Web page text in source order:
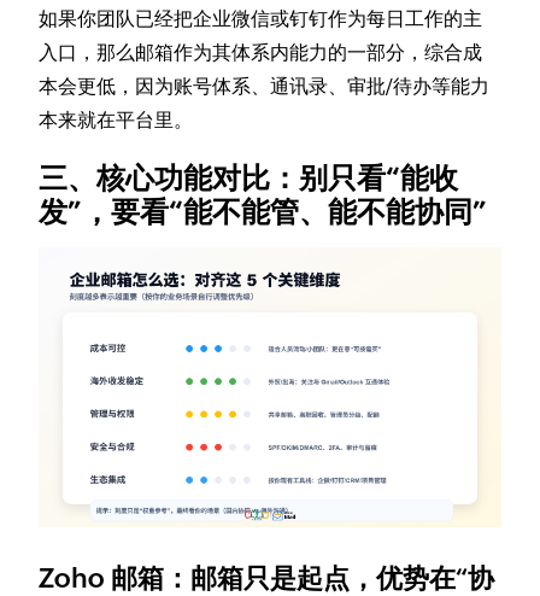
如果你团队已经把企业微信或钉钉作为每日工作的主
入口，那么邮箱作为其体系内能力的一部分，综合成
本会更低，因为账号体系、通讯录、审批/待办等能力
本来就在平台里。
三、核心功能对比：别只看“能收
发”，要看“能不能管、能不能协同”
Zoho 邮箱：邮箱只是起点，优势在“协